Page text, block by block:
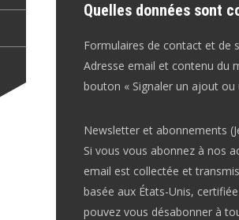
Quelles données sont
Formulaires de contact et de
Adresse email et contenu du
bouton « Signaler un ajout ou
Newsletter et abonnements
Si vous vous abonnez à nos
email est collectée et
basée aux États-Unis,
pouvez vous désabonner à